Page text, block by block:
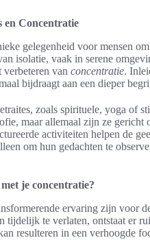
en Concentratie
gelegenheid voor mensen
isolatie, vaak in serene
van concentratie.
bijdraagt aan een dieper
zoals spirituele, yoga of
maar allemaal zijn ze gericht
activiteiten helpen de
om hun gedachten te
je concentratie?
ervaring zijn voor
tijdelijk te verlaten, ontstaat er
resulteren in een verhoogde